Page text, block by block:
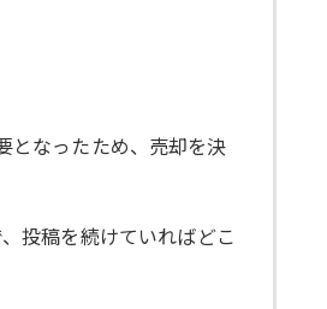
となったため、売却を決
投稿を続けていればどこ